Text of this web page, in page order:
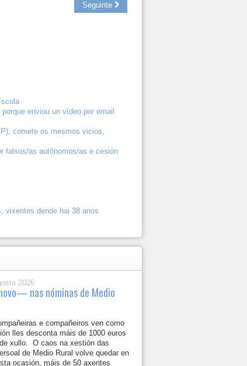
Seguinte
enviou un vídeo por email
comete os mesmos vicios,
falsos/as autónomos/as e cesión
vixentes dende hai 38 anos
2026
nas nóminas de Medio
e compañeiros ven como
lles desconta máis de 1000 euros
xullo. O caos na xestión das
de Medio Rural volve quedar en
ocasión, máis de 50 axentes